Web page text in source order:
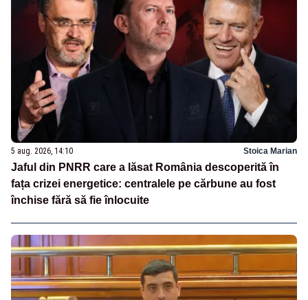
5 aug. 2026, 14:10 Stoica Marian
Jaful din PNRR care a lăsat România descoperită în
fața crizei energetice: centralele pe cărbune au fost
închise fără să fie înlocuite